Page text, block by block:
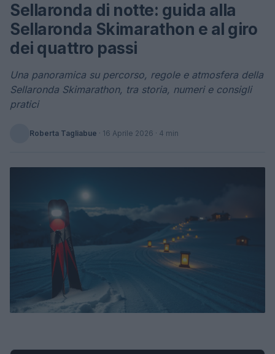
Sellaronda di notte: guida alla
Sellaronda Skimarathon e al giro
dei quattro passi
Una panoramica su percorso, regole e atmosfera della
Sellaronda Skimarathon, tra storia, numeri e consigli
pratici
Roberta Tagliabue · 16 Aprile 2026 · 4 min